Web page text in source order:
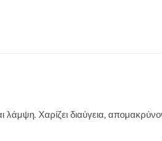
λάμψη. Χαρίζει διαύγεια,